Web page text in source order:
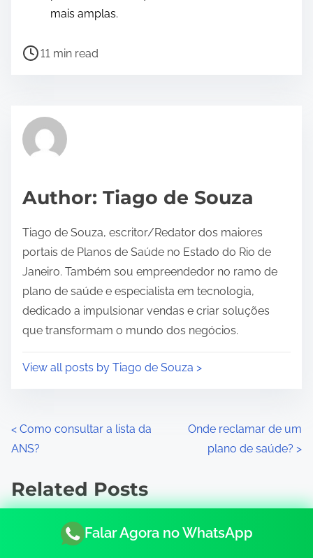
mais amplas.
P
r
e
t
i
e
11 min read
Author: Tiago de Souza
Tiago de Souza, escritor/Redator dos maiores
portais de Planos de Saúde no Estado do Rio de
Janeiro. Também sou empreendedor no ramo de
plano de saúde e especialista em tecnologia,
dedicado a impulsionar vendas e criar soluções
que transformam o mundo dos negócios.
View all posts by Tiago de Souza >
P
o
s
t
< Como consultar a lista da
ANS?
Onde reclamar de um
plano de saúde? >
Related Posts
Falar Agora no WhatsApp